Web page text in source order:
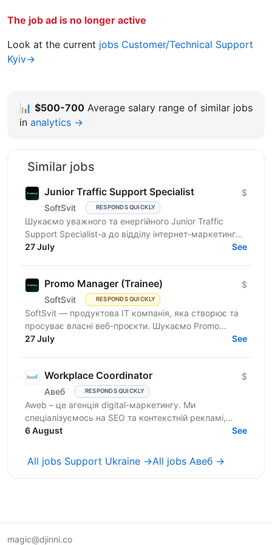
The job ad is no longer active
Look at the current jobs Customer/Technical Support
Kyiv→
📊 $500-700 Average salary range of similar jobs
in analytics →
Similar jobs
Junior Traffic Support Specialist
SoftSvit RESPONDS QUICKLY
$
Шукаємо уважного та енергійного Junior Traffic
Support Specialist-а до відділу інтернет-маркетингу
продуктової ІТ-компанії. Якщо Ви прагнете
27 July See
Promo Manager (Trainee)
SoftSvit RESPONDS QUICKLY
$
SoftSvit — продуктова IT компанія, яка створює та
просуває власні веб-проєкти. Шукаємо Promo
Manager (Trainee): якщо ти на старті кар'єри й хочеш
27 July See
Workplace Coordinator
Авеб RESPONDS QUICKLY
$
Aweb – це агенція digital-маркетингу. Ми
спеціалізуємось на SEO та контекстній рекламі,
працюємо із середнім бізнесом, як в Україні, так і за
6 August See
All jobs Support Ukraine →All jobs Авеб →
magic@djinni.co